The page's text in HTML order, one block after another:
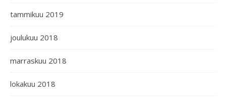
tammikuu 2019
joulukuu 2018
marraskuu 2018
lokakuu 2018